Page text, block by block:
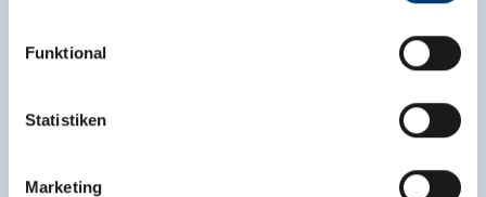
Rohr 23// A-6280 Zell am Ziller
www.zillertalarena.com
Funktional
Statistiken
Marketing